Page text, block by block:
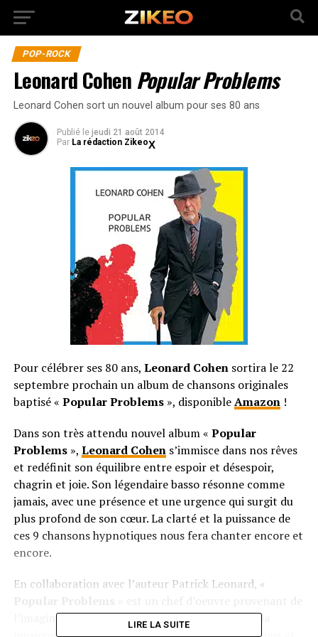
POP-ROCK
Leonard Cohen Popular Problems
Leonard Cohen sort un nouvel album pour ses 80 ans
Publié le jeudi 21 août 2014
Par La rédaction Zikeo
Pour célébrer ses 80 ans, Leonard Cohensortira le 22
septembre prochain un album de chansons originales
baptisé « Popular Problems», disponibleAmazon!
Dans son très attendu nouvel album« Popular
Problems», Leonard Cohens’immisce dans nos rêves
et redéfinit son équilibre entre espoir et désespoir,
chagrin et joie. Son légendaire basso résonne comme
jamais, avec une présence et une urgence qui surgit du
plus profond de son cœur. La clarté et la puissance de
ces 9 chansons hypnotiques nous fera chanter encore et
encore.
En collaboration avec l’auteur Patrick Leonard, «
l’imagination toujours fraîche d’une légende de la
LIRE LA SUITE